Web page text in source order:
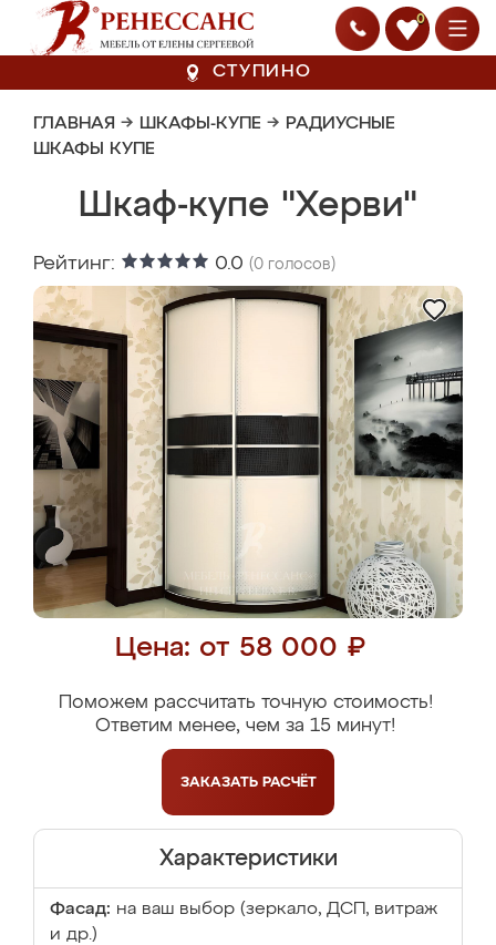
0
СТУПИНО
ГЛАВНАЯ → ШКАФЫ-КУПЕ → РАДИУСНЫЕ
ШКАФЫ КУПЕ
Шкаф-купе "Херви"
Рейтинг: 0.0 (0 голосов)
Цена: от 58 000 ₽
Поможем рассчитать точную стоимость!
Ответим менее, чем за 15 минут!
ЗАКАЗАТЬ РАСЧЁТ
Характеристики
Фасад: на ваш выбор (зеркало, ДСП, витраж
и др.)